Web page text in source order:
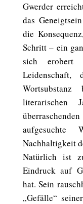
Gwerder
das
die
Schritt – ein
sich
literarischen
aufgesuchte
Nachhaltigkeit
Natürlich ist
Eindruck auf
hat. Sein
„Gefälle“